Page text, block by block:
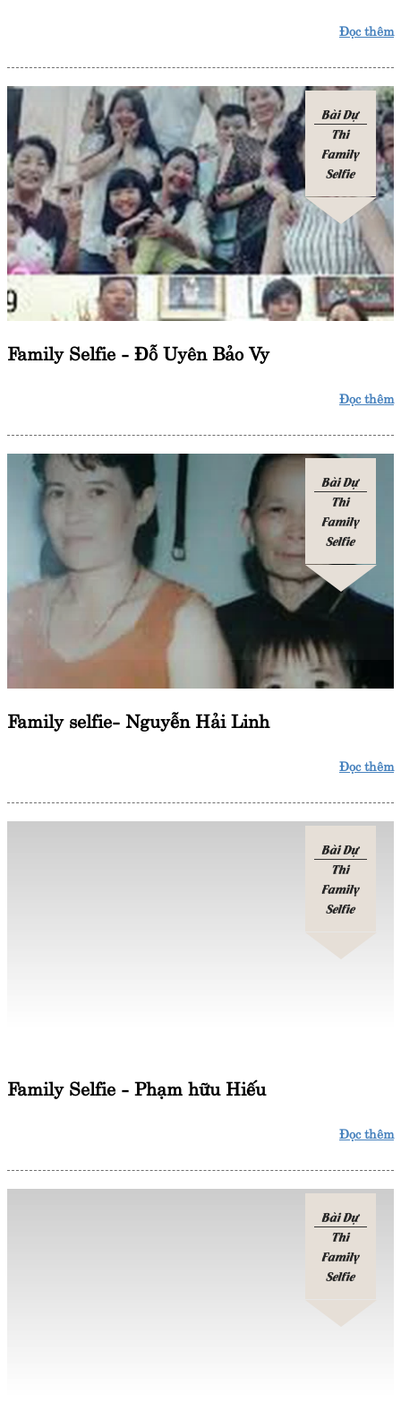
Đọc thêm
Bài Dự
Thi
Family
Selfie
Family Selfie - Đỗ Uyên Bảo Vy
Đọc thêm
Bài Dự
Thi
Family
Selfie
Family selfie- Nguyễn Hải Linh
Đọc thêm
Bài Dự
Thi
Family
Selfie
Family Selfie - Phạm hữu Hiếu
Đọc thêm
Bài Dự
Thi
Family
Selfie